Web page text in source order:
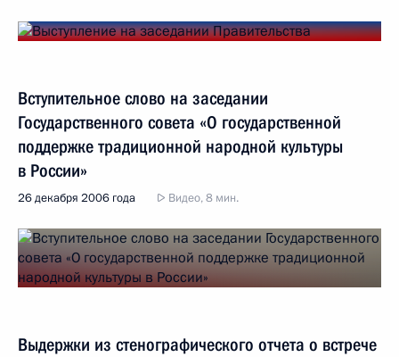
Вступительное слово на заседании
Государственного совета «О государственной
поддержке традиционной народной культуры
в России»
26 декабря 2006 года Видео, 8 мин.
Выдержки из стенографического отчета о встрече